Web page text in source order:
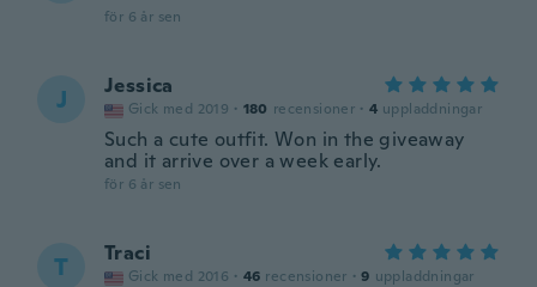
för 6 år sen
J Jessica
Gick med 2019 · 180 recensioner · 4 uppladdningar
Such a cute outfit. Won in the giveaway
and it arrive over a week early.
för 6 år sen
T Traci
Gick med 2016 · 46 recensioner · 9 uppladdningar